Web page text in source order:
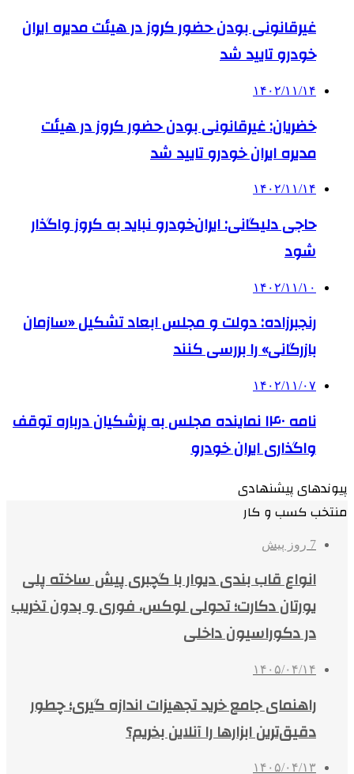
غیرقانونی بودن حضور کروز در هیئت مدیره ایران‌
خودرو تایید شد
۱۴۰۲/۱۱/۱۴
خضریان: غیرقانونی بودن حضور کروز در هیئت
مدیره ایران‌ خودرو تایید شد
۱۴۰۲/۱۱/۱۴
حاجی دلیگانی: ایران‌خودرو نباید به کروز واگذار
شود
۱۴۰۲/۱۱/۱۰
رنجبرزاده: دولت و مجلس ابعاد تشکیل «سازمان
بازرگانی» را بررسی کنند
۱۴۰۲/۱۱/۰۷
نامه ۱۴۰ نماینده مجلس به پزشکیان درباره توقف
واگذاری ایران خودرو
پیوندهای پیشنهادی
منتخب کسب و کار
7 روز پیش
انواع قاب بندی دیوار با گچبری پیش ساخته پلی
یورتان دکارت؛ تحولی لوکس، فوری و بدون تخریب
در دکوراسیون داخلی
۱۴۰۵/۰۴/۱۴
راهنمای جامع خرید تجهیزات اندازه گیری؛ چطور
دقیق‌ترین ابزارها را آنلاین بخریم؟
۱۴۰۵/۰۴/۱۳